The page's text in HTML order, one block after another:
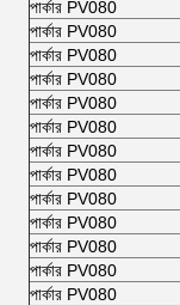
পার্কার PV080
পার্কার PV080
পার্কার PV080
পার্কার PV080
পার্কার PV080
পার্কার PV080
পার্কার PV080
পার্কার PV080
পার্কার PV080
পার্কার PV080
পার্কার PV080
পার্কার PV080
পার্কার PV080